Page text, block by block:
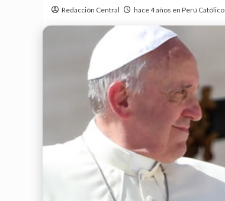
Redacción Central hace 4 años en Perú Católico